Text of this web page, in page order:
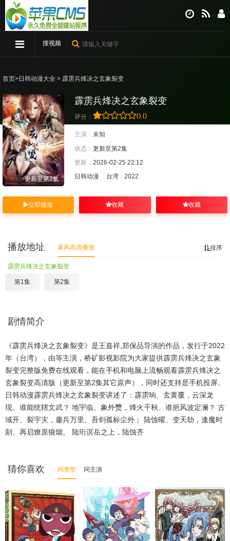
搜视频
首页>日韩动漫大全 > 霹雳兵烽决之玄象裂变
更新至第2集
霹雳兵烽决之玄象裂变
评分： 0.0
主演： 未知
状态： 更新至第2集
更新： 2026-02-25 22:12
日韩动漫
台湾 2022
立即播放 收藏 收藏
排序
播放地址 暴风高清播放
霹雳兵烽决之玄象裂变
第1集 第2集
剧情简介
《霹雳兵烽决之玄象裂变》是王嘉祥,郑保品导演的作品，发行于2022
年（台湾），由等主演，桥矿影视影院为大家提供霹雳兵烽决之玄象
裂变完整版免费在线观看，能在手机和电脑上流畅观看霹雳兵烽决之
玄象裂变高清版（更新至第2集其它原声），同时还支持是手机投屏。
日韩动漫霹雳兵烽决之玄象裂变讲述了：霹雳响、玄黄覆，云深龙
现、谁能统辖文武？ 地宇临、象外燹，烽火千秋、谁挹风波定澜？ 古
域开、裂宇灾，鏖兵万里、吾剑孤标尘外； 陆蚀曜、变天劫，逢魔时
刻、再启燎原狼烟。 陆珩溟岳之上，陆蚀齐
猜你喜欢 同类型 同主演